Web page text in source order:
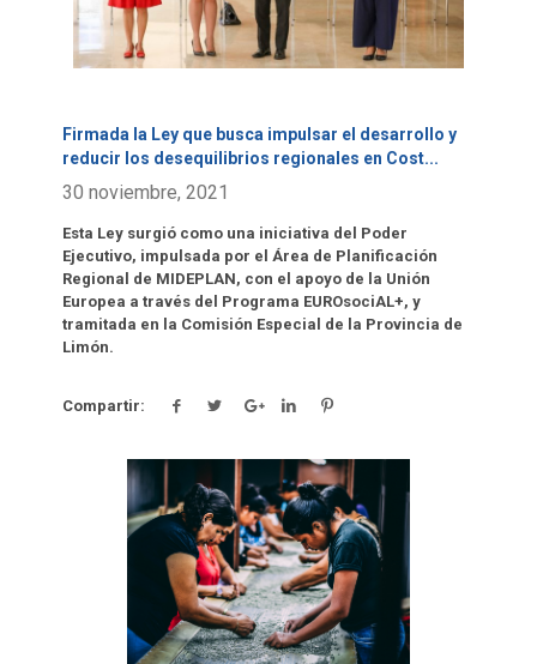
Firmada la Ley que busca impulsar el desarrollo y
reducir los desequilibrios regionales en Cost...
30 noviembre, 2021
Esta Ley surgió como una iniciativa del Poder
Ejecutivo, impulsada por el Área de Planificación
Regional de MIDEPLAN, con el apoyo de la Unión
Europea a través del Programa EUROsociAL+, y
tramitada en la Comisión Especial de la Provincia de
Limón.
Compartir:
Click para leer más.